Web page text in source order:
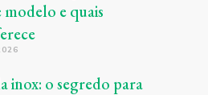
modelo e quais
inox: o segredo para